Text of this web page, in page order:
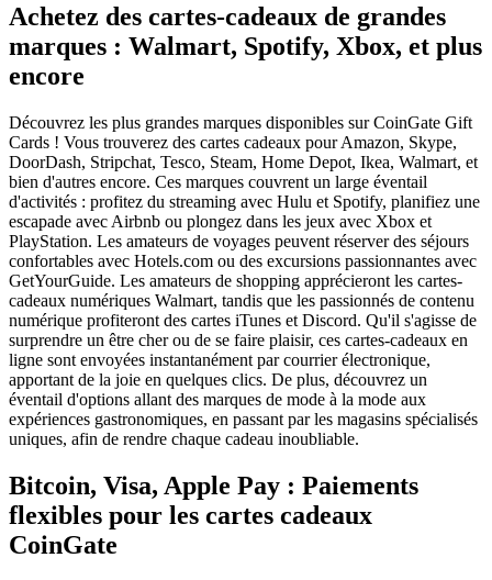
Achetez des cartes-cadeaux de grandes
marques : Walmart, Spotify, Xbox, et plus
encore
Découvrez les plus grandes marques disponibles sur CoinGate Gift
Cards ! Vous trouverez des cartes cadeaux pour Amazon, Skype,
DoorDash, Stripchat, Tesco, Steam, Home Depot, Ikea, Walmart, et
bien d'autres encore. Ces marques couvrent un large éventail
d'activités : profitez du streaming avec Hulu et Spotify, planifiez une
escapade avec Airbnb ou plongez dans les jeux avec Xbox et
PlayStation. Les amateurs de voyages peuvent réserver des séjours
confortables avec Hotels.com ou des excursions passionnantes avec
GetYourGuide. Les amateurs de shopping apprécieront les cartes-
cadeaux numériques Walmart, tandis que les passionnés de contenu
numérique profiteront des cartes iTunes et Discord. Qu'il s'agisse de
surprendre un être cher ou de se faire plaisir, ces cartes-cadeaux en
ligne sont envoyées instantanément par courrier électronique,
apportant de la joie en quelques clics. De plus, découvrez un
éventail d'options allant des marques de mode à la mode aux
expériences gastronomiques, en passant par les magasins spécialisés
uniques, afin de rendre chaque cadeau inoubliable.
Bitcoin, Visa, Apple Pay : Paiements
flexibles pour les cartes cadeaux
CoinGate